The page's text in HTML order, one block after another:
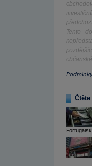
Tento
Čtěte